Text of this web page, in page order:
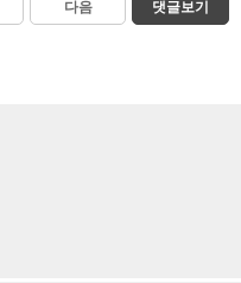
다음 댓글보기